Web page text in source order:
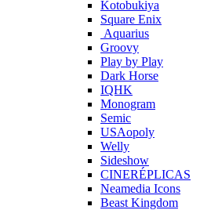
Kotobukiya
Square Enix
Aquarius
Groovy
Play by Play
Dark Horse
IQHK
Monogram
Semic
USAopoly
Welly
Sideshow
CINERÉPLICAS
Neamedia Icons
Beast Kingdom